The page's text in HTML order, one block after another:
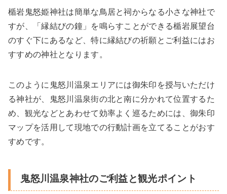
楯岩鬼怒姫神社は簡単な鳥居と祠からなる小さな神社で
すが、「縁結びの鐘」を鳴らすことができる楯岩展望台
のすぐ下にあるなど、特に縁結びの祈願とご利益にはお
すすめの神社となります。
このように鬼怒川温泉エリアには御朱印を授与いただけ
る神社が、鬼怒川温泉街の北と南に分かれて位置するた
め、観光などとあわせて効率よく巡るためには、御朱印
マップを活用して現地での行動計画を立てることがおす
すめです。
鬼怒川温泉神社のご利益と観光ポイント